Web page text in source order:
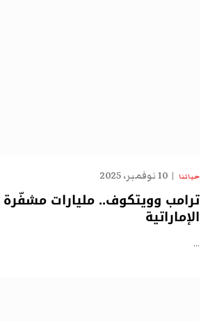
حياتنا 10 نوفمبر، 2025
ترامب وويتكوف.. مليارات مشفّرة
الإماراتية
…